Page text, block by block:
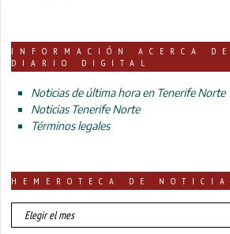
INFORMACIÓN ACERCA
DIARIO DIGITAL
Noticias de última hora en Tenerife Norte
Noticias Tenerife Norte
Términos legales
HEMEROTECA DE
HEMEROTECA
DE